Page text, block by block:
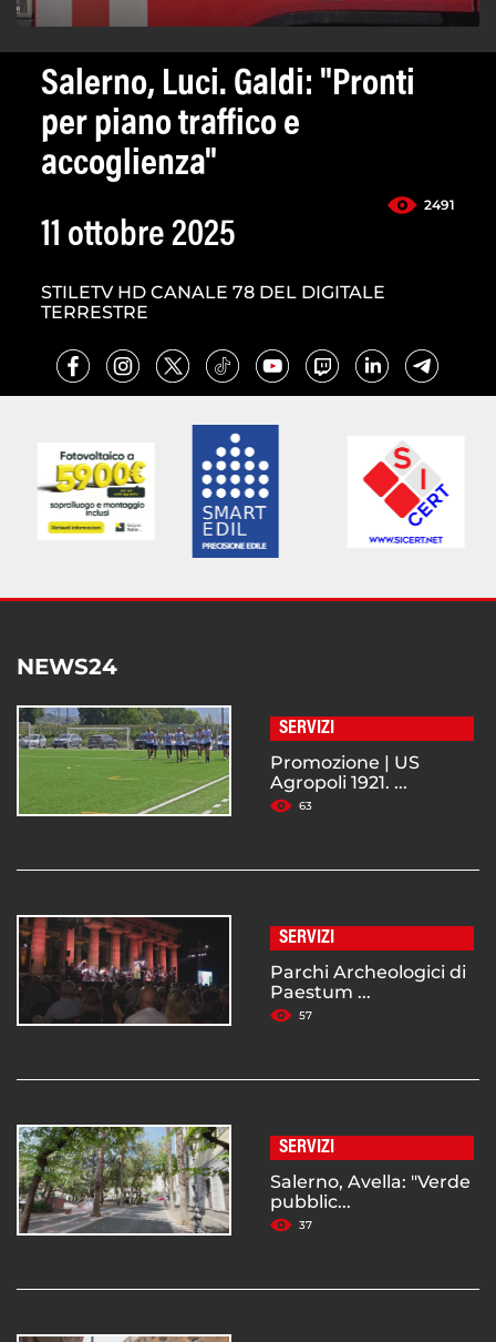
Salerno, Luci. Galdi: "Pronti
per piano traffico e
accoglienza"
2491
11 ottobre 2025
STILETV HD CANALE 78 DEL DIGITALE
TERRESTRE
NEWS24
SERVIZI
Promozione | US
Agropoli 1921. ...
63
SERVIZI
Parchi Archeologici di
Paestum ...
57
SERVIZI
Salerno, Avella: "Verde
pubblic...
37